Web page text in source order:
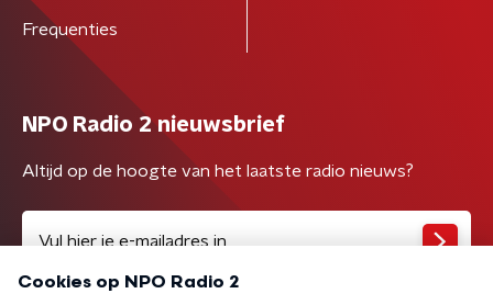
Frequenties
NPO Radio 2 nieuwsbrief
Altijd op de hoogte van het laatste radio nieuws?